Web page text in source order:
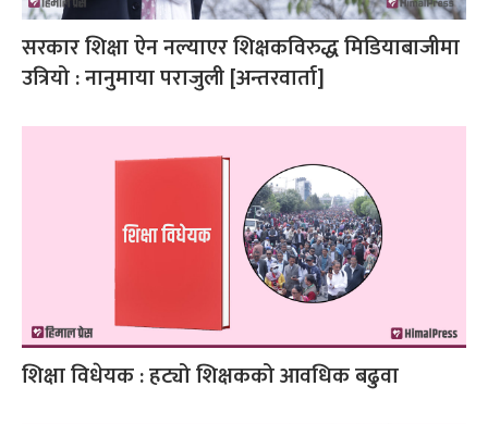
सरकार शिक्षा ऐन नल्याएर शिक्षकविरुद्ध मिडियाबाजीमा
उत्रियो : नानुमाया पराजुली [अन्तरवार्ता]
शिक्षा विधेयक : हट्यो शिक्षकको आवधिक बढुवा